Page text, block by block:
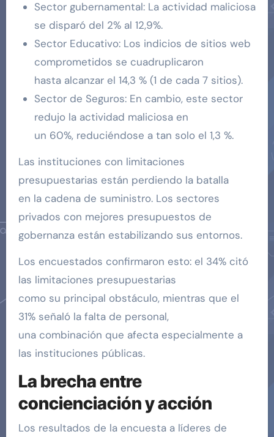
Sector gubernamental: La actividad maliciosa
se disparó del 2% al 12,9%.
Sector Educativo: Los indicios de sitios web
comprometidos se cuadruplicaron
hasta alcanzar el 14,3 % (1 de cada 7 sitios).
Sector de Seguros: En cambio, este sector
redujo la actividad maliciosa en
un 60%, reduciéndose a tan solo el 1,3 %.
Las instituciones con limitaciones
presupuestarias están perdiendo la batalla
en la cadena de suministro. Los sectores
privados con mejores presupuestos de
gobernanza están estabilizando sus entornos.
Los encuestados confirmaron esto: el 34% citó
las limitaciones presupuestarias
como su principal obstáculo, mientras que el
31% señaló la falta de personal,
una combinación que afecta especialmente a
las instituciones públicas.
La brecha entre
concienciación y acción
Los resultados de la encuesta a líderes de